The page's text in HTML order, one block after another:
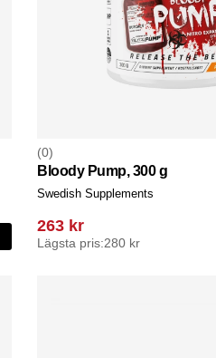
0
Bloody Pump, 300 g
Swedish Supplements
263 kr
Lägsta pris:280 kr